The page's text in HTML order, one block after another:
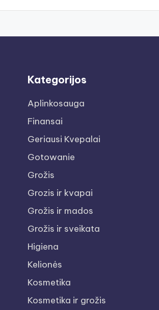
Kategorijos
Aplinkosauga
Finansai
Geriausi Kvepalai
Gotowanie
Grožis
Grozis ir kvapai
Grožis ir mados
Grožis ir sveikata
Higiena
Kelionės
Kosmetika
Kosmetika ir grožis